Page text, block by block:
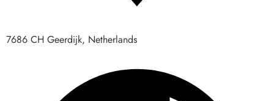
7686 CH Geerdijk, Netherlands